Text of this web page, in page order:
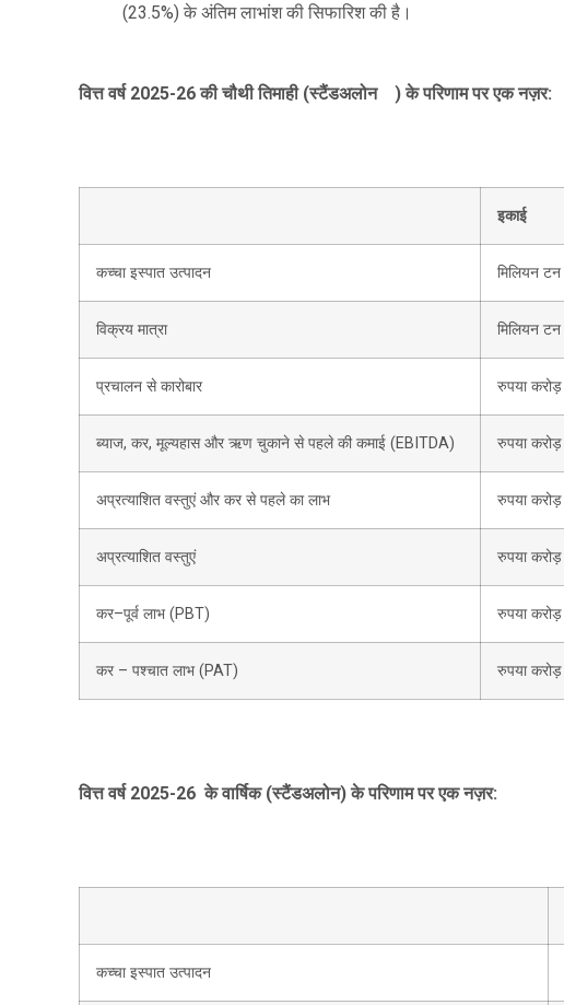
(23.5%) के अंतिम लाभांश की सिफारिश की है।
वित्त वर्ष 2025-26कीचौथी तिमाही(स्टैंडअलोन ) के परिणाम पर एक नज़र:
इकाई
कच्चा इस्पात उत्पादन मिलियन टन
विक्रय मात्रा मिलियन टन
प्रचालन से कारोबार रुपया करोड़
ब्याज, कर, मूल्यहास और ऋण चुकाने से पहले की कमाई (EBITDA) रुपया करोड़
अप्रत्याशित वस्तुएं और कर से पहले का लाभ रुपया करोड़
अप्रत्याशित वस्तुएं रुपया करोड़
कर–पूर्व लाभ (PBT) रुपया करोड़
कर – पश्चात लाभ (PAT) रुपया करोड़
वित्त वर्ष 2025-26के वार्षिक (स्टैंडअलोन) के परिणाम पर एक नज़र:
कच्चा इस्पात उत्पादन